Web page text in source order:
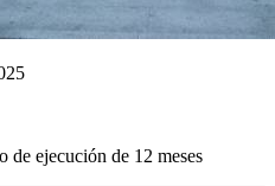
de ejecución de 12 meses